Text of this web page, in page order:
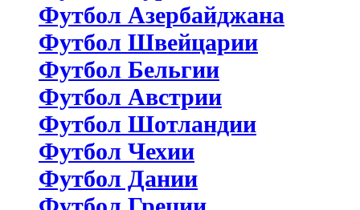
Футбол Азербайджана
Футбол Швейцарии
Футбол Бельгии
Футбол Австрии
Футбол Шотландии
Футбол Чехии
Футбол Дании